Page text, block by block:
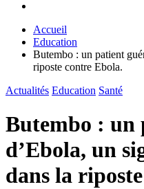
Accueil
Education
Butembo : un patient
riposte contre Ebola.
Actualités Education Santé
Butembo : un
d’Ebola, un
dans la